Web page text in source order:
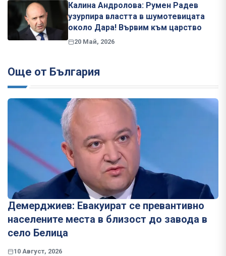
Калина Андролова: Румен Радев
узурпира властта в шумотевицата
около Дара! Вървим към царство
20 Май, 2026
Още от България
Демерджиев: Евакуират се превантивно
населените места в близост до завода в
село Белица
10 Август, 2026